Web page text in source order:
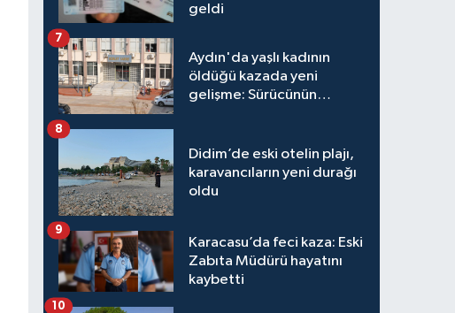
geldi
Aydın'da yaşlı kadının
öldüğü kazada yeni
gelişme: Sürücünün
7
Didim’de eski otelin plajı,
karavancıların yeni durağı
oldu
8
Karacasu’da feci kaza: Eski
Zabıta Müdürü hayatını
kaybetti
9
10